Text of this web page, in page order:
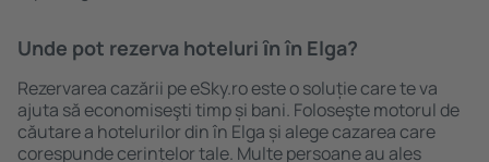
Unde pot rezerva hoteluri ȋn în Elga?
Rezervarea cazării pe eSky.ro este o soluție care te va
ajuta să economiseşti timp și bani. Foloseşte motorul de
căutare a hotelurilor din în Elga și alege cazarea care
corespunde cerințelor tale. Multe persoane au ales